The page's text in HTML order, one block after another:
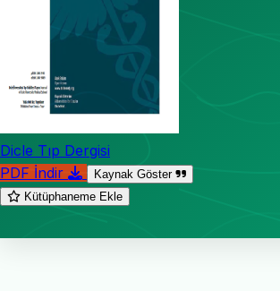
Dicle Tıp Dergisi
PDF İndir
Kaynak Göster
Kütüphaneme Ekle